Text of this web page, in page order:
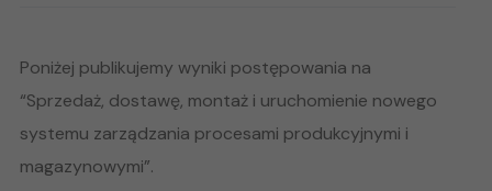
Poniżej publikujemy wyniki postępowania na
“Sprzedaż, dostawę, montaż i uruchomienie nowego
systemu zarządzania procesami produkcyjnymi i
magazynowymi”.